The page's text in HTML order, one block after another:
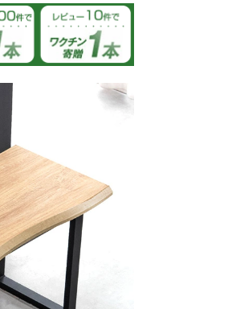
01/07/2025
ずもながらベストマ
できました。
うございました。
たようで大変嬉し
。
ービスを提供でき
利用くださいま